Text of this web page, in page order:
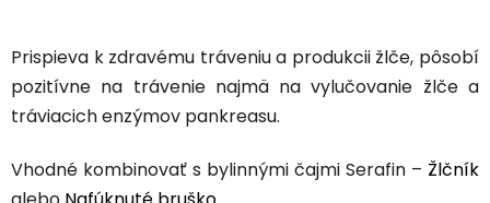
Prispieva k zdravému tráveniu a produkcii žlče, pôsobí
pozitívne na trávenie najmä na vylučovanie žlče a
tráviacich enzýmov pankreasu.
Vhodné kombinovať s bylinnými čajmi Serafin – Žlčník